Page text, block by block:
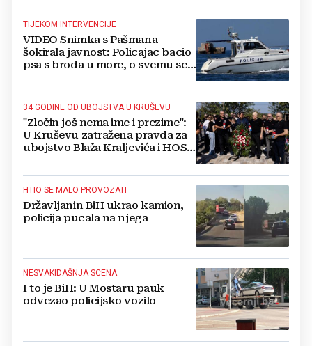
TIJEKOM INTERVENCIJE
VIDEO Snimka s Pašmana
šokirala javnost: Policajac bacio
psa s broda u more, o svemu se
34 GODINE OD UBOJSTVA U KRUŠEVU
"Zločin još nema ime i prezime":
U Kruševu zatražena pravda za
ubojstvo Blaža Kraljevića i HOS-
HTIO SE MALO PROVOZATI
Državljanin BiH ukrao kamion,
policija pucala na njega
NESVAKIDAŠNJA SCENA
I to je BiH: U Mostaru pauk
odvezao policijsko vozilo